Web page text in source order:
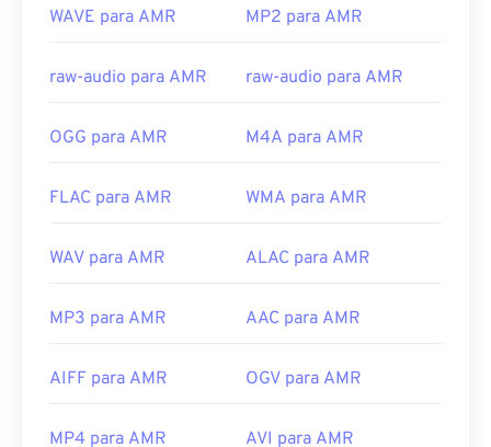
Rate_audio_codec
WAVE para AMR MP2 para AMR
raw-audio para AMR raw-audio para AMR
OGG para AMR M4A para AMR
FLAC para AMR WMA para AMR
WAV para AMR ALAC para AMR
MP3 para AMR AAC para AMR
AIFF para AMR OGV para AMR
MP4 para AMR AVI para AMR